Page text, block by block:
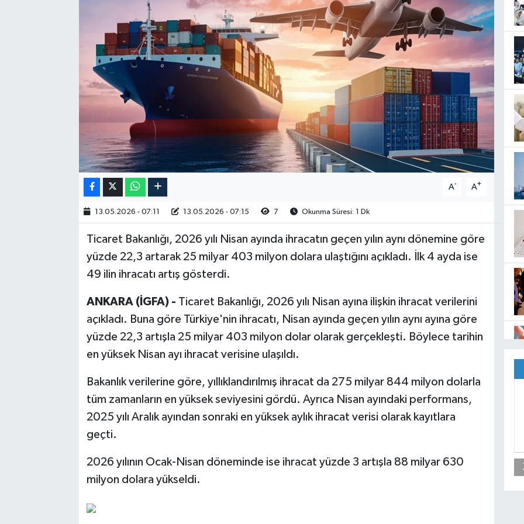
A- A+
13.05.2026 - 07:11 13.05.2026 - 07:15 7 Okunma Süresi: 1 Dk
Ticaret Bakanlığı, 2026 yılı Nisan ayında ihracatın geçen yılın aynı dönemine göre
yüzde 22,3 artarak 25 milyar 403 milyon dolara ulaştığını açıkladı. İlk 4 ayda ise
49 ilin ihracatı artış gösterdi.
ANKARA (İGFA) - Ticaret Bakanlığı, 2026 yılı Nisan ayına ilişkin ihracat verilerini
açıkladı. Buna göre Türkiye'nin ihracatı, Nisan ayında geçen yılın aynı ayına göre
yüzde 22,3 artışla 25 milyar 403 milyon dolar olarak gerçekleşti. Böylece tarihin
en yüksek Nisan ayı ihracat verisine ulaşıldı.
Bakanlık verilerine göre, yıllıklandırılmış ihracat da 275 milyar 844 milyon dolarla
tüm zamanların en yüksek seviyesini gördü. Ayrıca Nisan ayındaki performans,
2025 yılı Aralık ayından sonraki en yüksek aylık ihracat verisi olarak kayıtlara
geçti.
2026 yılının Ocak-Nisan döneminde ise ihracat yüzde 3 artışla 88 milyar 630
milyon dolara yükseldi.